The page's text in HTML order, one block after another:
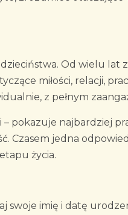
Od wielu lat
miłości, relacji,
z pełnym
– pokazuje najbardziej
Czasem jedna
życia.
swoje imię i datę